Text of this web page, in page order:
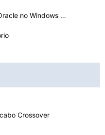
Como instalar vários ouvintes da Oracle no Windows 200…
Independente
Crossover